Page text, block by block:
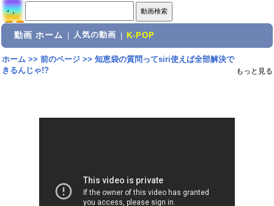
動画 ホーム 人気の動画 K-POP
ホーム>> 前のページ>> 知恵袋の質問ってsiri使えば全部解決で
きるんじゃ!?
もっと見る